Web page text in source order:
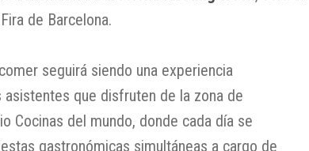
de Barcelona.
seguirá siendo una experiencia
asistentes que disfruten de la zona de
Cocinas del mundo, donde cada día se
gastronómicas simultáneas a cargo de